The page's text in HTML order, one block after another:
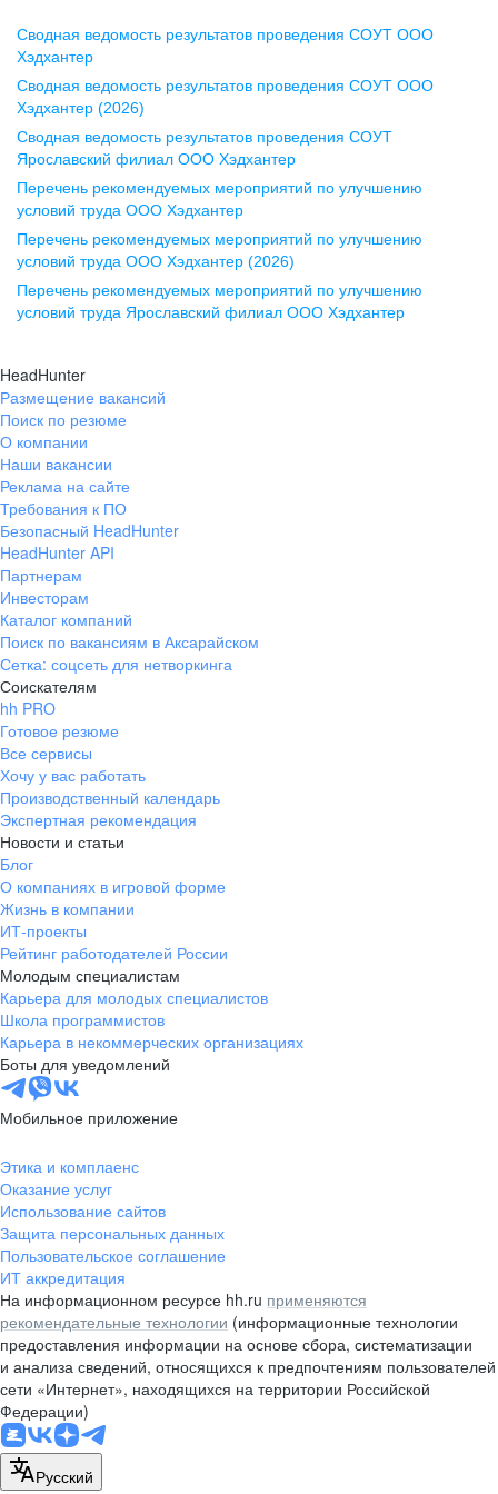
Воронеж
ул. Комиссаржевской, д. 10,
офис 1212
+7 473 280-05-05
pr@vrn.hh.ru
ул. Спартаковская, д. 2А, этаж 3,
помещение 15
+7 843 212-12-50
Екатеринбург
ул. Боевых Дружин, стр. 20,
+7 343 226-79-99
pr@ural.hh.ru
ул. Янковского, д. 169, 7 этаж,
706 каб.
+7 861 205-55-57
pr@krd.hh.ru
Владивосток
пер. Ланинский д. 4, офис 3.4
+7 423 202-33-28
pr@dv.hh.ru
Новосибирск
ул. Большевистская, д. 35,
помещение 21
+7 383 207-94-64
pr@nsk.hh.ru
Минск
пр-т Дзержинского, д. 57,
10 этаж, помещение 45-1
pr@rabota.by
Алматы
пр. Абая, д. 151, БЦ Алатау,
12 этаж, офис 1209
+7 727 232-13-13
pr@headhunter.com.kz
Сводная ведомость результатов проведения СОУТ ООО
Хэдхантер
Сводная ведомость результатов проведения СОУТ ООО
Хэдхантер (2026)
Сводная ведомость результатов проведения СОУТ
Ярославский филиал ООО Хэдхантер
Перечень рекомендуемых мероприятий по улучшению
условий труда ООО Хэдхантер
Перечень рекомендуемых мероприятий по улучшению
условий труда ООО Хэдхантер (2026)
Перечень рекомендуемых мероприятий по улучшению
условий труда Ярославский филиал ООО Хэдхантер
HeadHunter
Размещение вакансий
Поиск по резюме
О компании
Наши вакансии
Реклама на сайте
Требования к ПО
Безопасный HeadHunter
HeadHunter API
Партнерам
Инвесторам
Каталог компаний
Поиск по вакансиям в Аксарайском
Сетка: соцсеть для нетворкинга
Соискателям
hh PRO
Готовое резюме
Все сервисы
Хочу у вас работать
Производственный календарь
Экспертная рекомендация
Новости и статьи
Блог
О компаниях в игровой форме
Жизнь в компании
ИТ-проекты
Рейтинг работодателей России
Молодым специалистам
Карьера для молодых специалистов
Школа программистов
Карьера в некоммерческих организациях
Боты для уведомлений
Мобильное приложение
Этика и комплаенс
Оказание услуг
Использование сайтов
Защита персональных данных
Пользовательское соглашение
ИТ аккредитация
На информационном ресурсе hh.ru применяются
рекомендательные технологии (информационные технологии
предоставления информации на основе сбора, систематизации
и анализа сведений, относящихся к предпочтениям пользователей
сети «Интернет», находящихся на территории Российской
Федерации)
Русский